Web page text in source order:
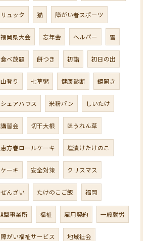
リュック 猫 障がい者スポーツ
福岡県大会 忘年会 ヘルパー 雪
食べ放題 餅つき 初詣 初日の出
山登り 七草粥 健康診断 鏡開き
シェアハウス 米粉パン しいたけ
講習会 切干大根 ほうれん草
恵方巻ロールケーキ 塩漬けたけのこ
ケーキ 安全対策 クリスマス
ぜんざい たけのこご飯 福岡
A型事業所 福祉 雇用契約 一般就労
障がい福祉サービス 地域社会